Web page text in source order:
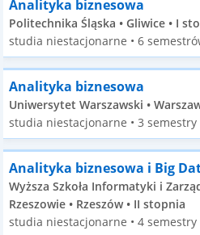
Analityka biznesowa
Politechnika Śląska • Gliwice • I
studia niestacjonarne • 6
Analityka biznesowa
Uniwersytet Warszawski •
studia niestacjonarne • 3 semestry
Analityka biznesowa i Big
Wyższa Szkoła Informatyki i
Rzeszowie • Rzeszów • II stopnia
studia niestacjonarne • 4 semestry